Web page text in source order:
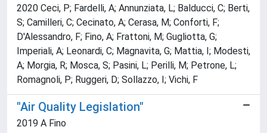
2020 Ceci, P; Fardelli, A; Annunziata, L; Balducci, C; Berti,
S; Camilleri, C; Cecinato, A; Cerasa, M; Conforti, F;
D'Alessandro, F; Fino, A; Frattoni, M; Gugliotta, G;
Imperiali, A; Leonardi, C; Magnavita, G; Mattia, I; Modesti,
A; Morgia, R; Mosca, S; Pasini, L; Perilli, M; Petrone, L;
Romagnoli, P; Ruggeri, D; Sollazzo, I; Vichi, F
"Air Quality Legislation"
2019 A Fino